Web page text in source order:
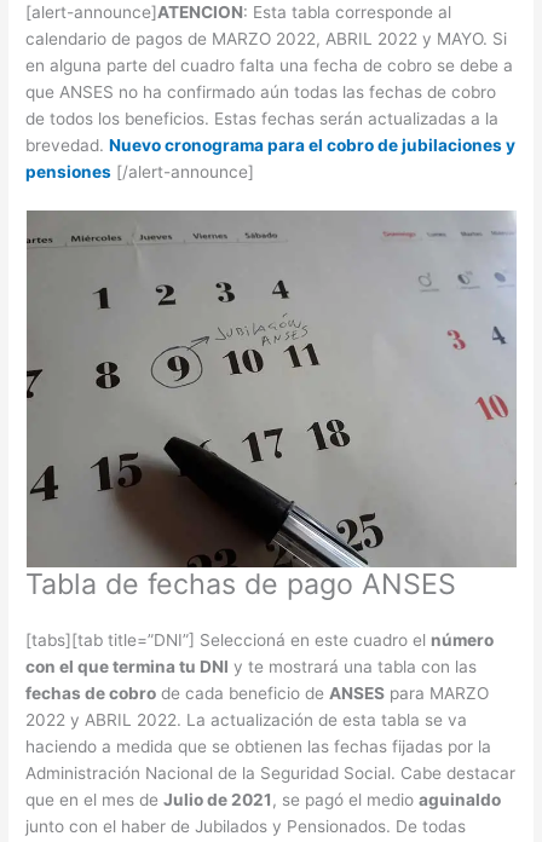
[alert-announce]ATENCION: Esta tabla corresponde al
calendario de pagos de MARZO 2022, ABRIL 2022 y MAYO. Si
en alguna parte del cuadro falta una fecha de cobro se debe a
que ANSES no ha confirmado aún todas las fechas de cobro
de todos los beneficios. Estas fechas serán actualizadas a la
brevedad.Nuevo cronograma para el cobro de jubilaciones y
pensiones [/alert-announce]
Tabla de fechas de pago ANSES
[tabs][tab title=”DNI”] Seleccioná en este cuadro el número
con el que termina tu DNI y te mostrará una tabla con las
fechas de cobro de cada beneficio deANSES para MARZO
2022 y ABRIL 2022. La actualización de esta tabla se va
haciendo a medida que se obtienen las fechas fijadas por la
Administración Nacional de la Seguridad Social. Cabe destacar
que en el mes deJulio de 2021, se pagó el medioaguinaldo
junto con el haber de Jubilados y Pensionados. De todas